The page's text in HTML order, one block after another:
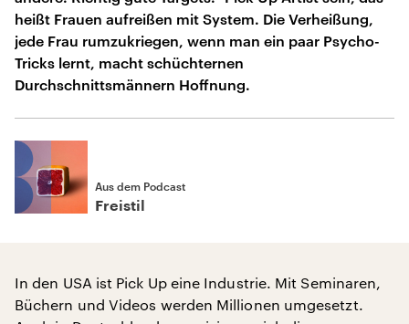
heißt Frauen aufreißen mit System. Die Verheißung,
jede Frau rumzukriegen, wenn man ein paar Psycho-
Tricks lernt, macht schüchternen
Durchschnittsmännern Hoffnung.
Aus dem Podcast
Freistil
In den USA ist Pick Up eine Industrie. Mit Seminaren,
Büchern und Videos werden Millionen umgesetzt.